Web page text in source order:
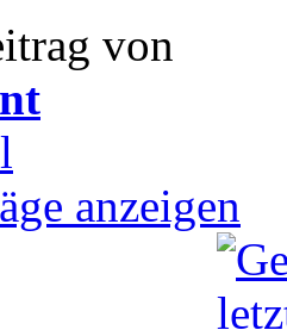
von
anzeigen